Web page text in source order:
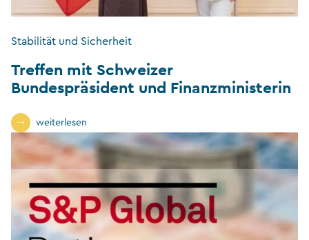
Stabilität und Sicherheit
Treffen mit Schweizer
Bundespräsident und Finanzministerin
weiterlesen